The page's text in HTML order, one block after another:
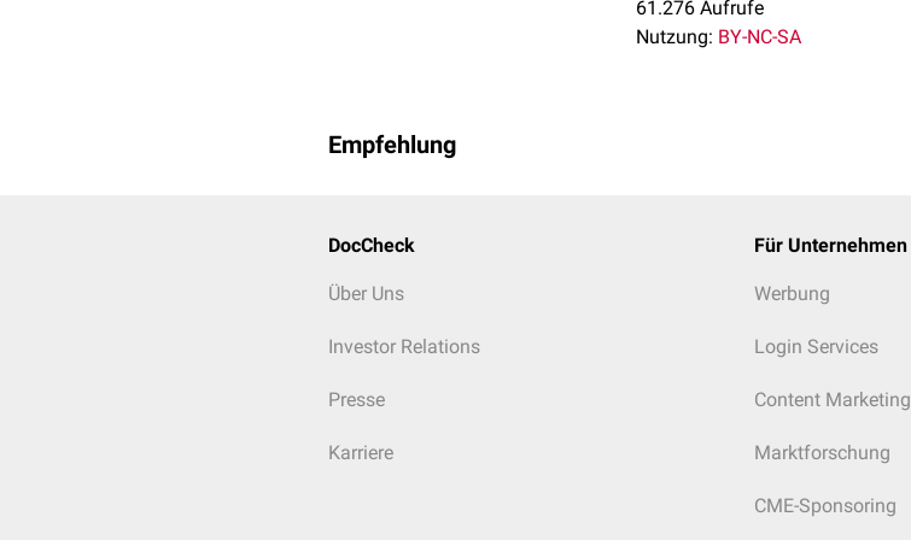
61.276 Aufrufe
Nutzung: BY-NC-SA
Empfehlung
DocCheck
Über Uns
Investor Relations
Presse
Karriere
Für Unternehmen
Werbung
Login Services
Content Marketing
Marktforschung
CME-Sponsoring